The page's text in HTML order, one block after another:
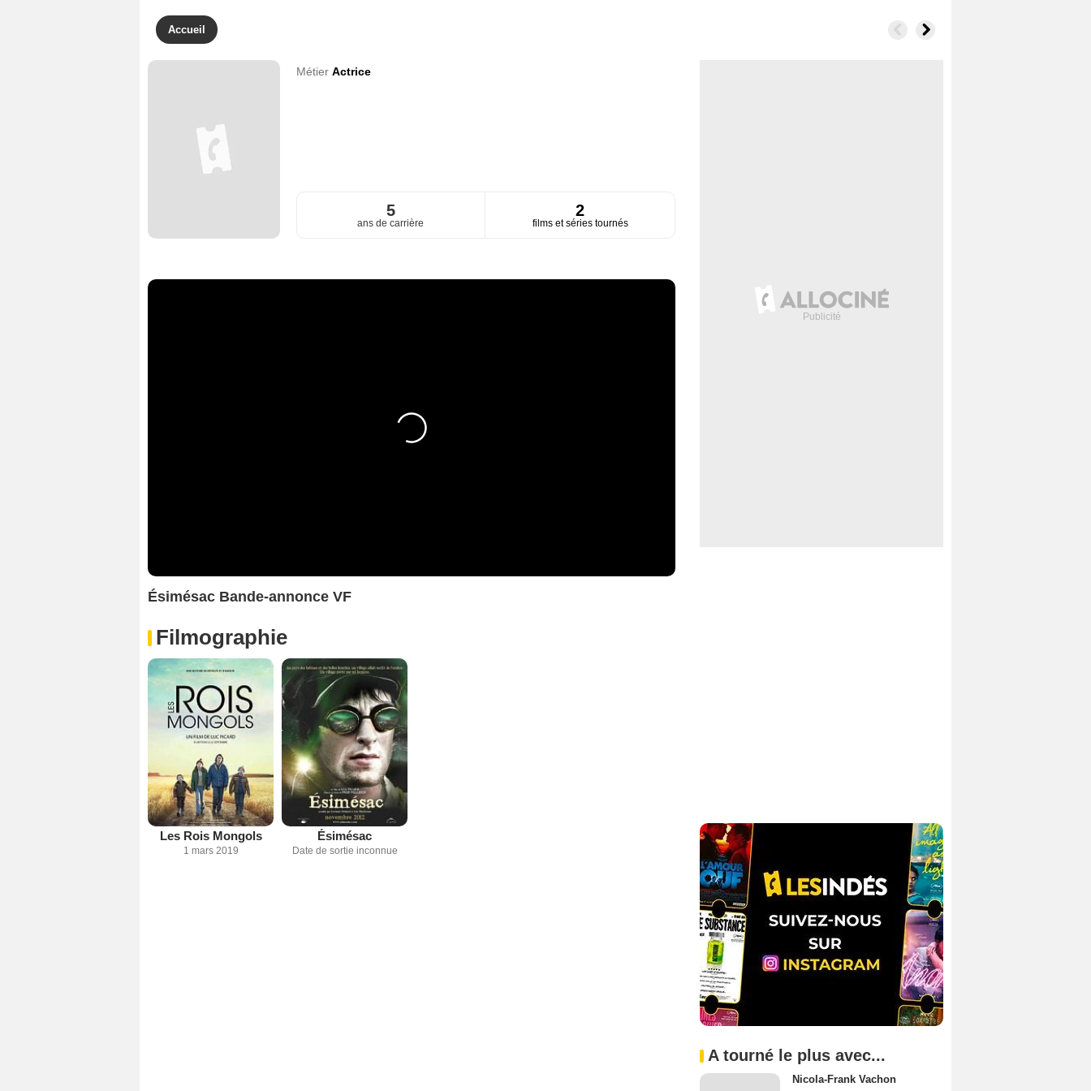
Accueil
Métier Actrice
5
ans de carrière
2
films et séries tournés
Ésimésac Bande-annonce VF
Filmographie
Les Rois Mongols
1 mars 2019
Ésimésac
Date de sortie inconnue
A tourné le plus avec...
Nicola-Frank Vachon